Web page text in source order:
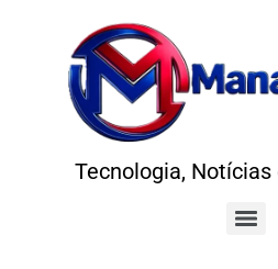
Tecnologia,